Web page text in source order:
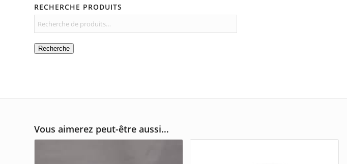
RECHERCHE PRODUITS
Recherche
Vous aimerez peut-être aussi…